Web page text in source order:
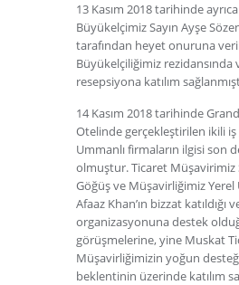
13 Kasım 2018 tarihinde
Büyükelçimiz Sayın Ayşe
tarafından heyet onuruna
Büyükelçiliğimiz rezidansında
resepsiyona katılım
14 Kasım 2018 tarihinde
Otelinde gerçekleştirilen ikili
Ummanlı firmaların ilgisi son
olmuştur. Ticaret Müşavirimiz
Göğüş ve Müşavirliğimiz Yerel
Afaaz Khan’ın bizzat katıldığı
organizasyonuna destek
görüşmelerine, yine Muskat
Müşavirliğimizin yoğun
beklentinin üzerinde katılım